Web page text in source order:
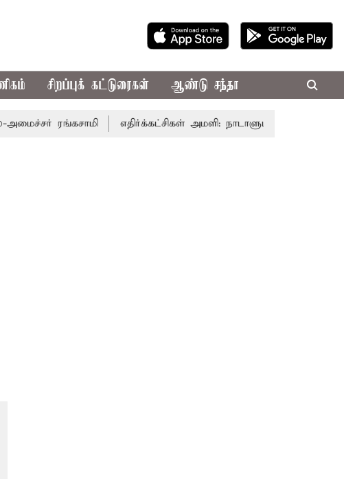
சிறப்புக் கட்டுரைகள் ஆண்டு சந்தா
ரங்கசாமி எதிர்க்கட்சிகள் அமளி: நாடாளுமன்ற இரு